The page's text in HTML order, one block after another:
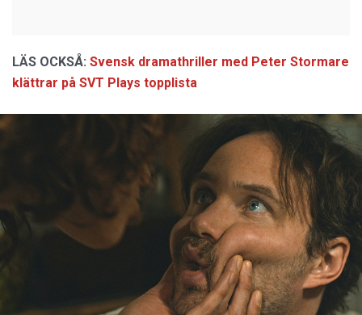
LÄS OCKSÅ: Svensk dramathriller med Peter Stormare
klättrar på SVT Plays topplista